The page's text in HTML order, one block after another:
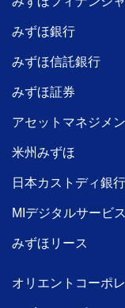
みずほ銀行
みずほ信託銀行
みずほ証券
アセットマネジメ
米州みずほ
日本カストディ銀行
MIデジタルサービス
みずほリース
オリエントコーポ